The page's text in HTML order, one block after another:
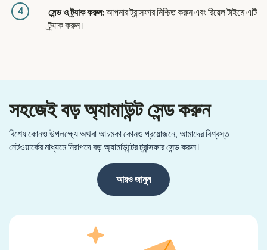
4 সেন্ড ও ট্র্যাক করুন:আপনার ট্রান্সফার নিশ্চিত করুন এবং রিয়েল টাইমে এটি
ট্র্যাক করুন।
সহজেই বড় অ্যামাউন্ট সেন্ড করুন
বিশেষ কোনও উপলক্ষ্যে অথবা আচমকা কোনও প্রয়োজনে, আমাদের বিশ্বস্ত
নেটওয়ার্কের মাধ্যমে নিরাপদে বড় অ্যামাউন্টের ট্রান্সফার সেন্ড করুন।
আরও জানুন